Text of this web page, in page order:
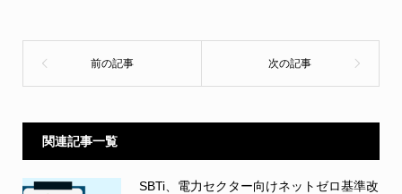
関連記事一覧
SBTi、電力セクター向けネットゼロ基準改